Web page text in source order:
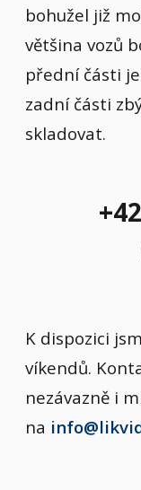
bohužel již
většina vozů
přední části
zadní části
skladovat.
K dispozici
víkendů.
nezávazně i
na